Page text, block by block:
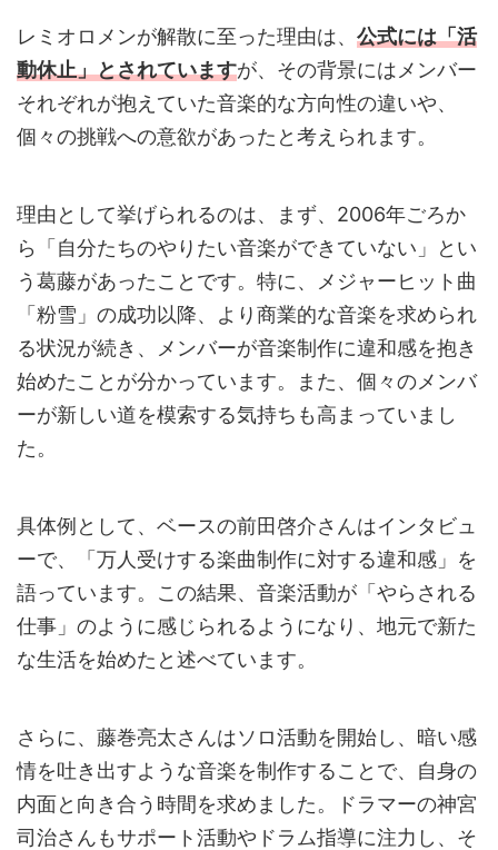
レミオロメンが解散に至った理由は、 公式には「活
動休止」とされていますが、その背景にはメンバー
それぞれが抱えていた音楽的な方向性の違いや、
個々の挑戦への意欲があったと考えられます。
理由として挙げられるのは、まず、2006年ごろか
ら「自分たちのやりたい音楽ができていない」とい
う葛藤があったことです。特に、メジャーヒット曲
「粉雪」の成功以降、より商業的な音楽を求められ
る状況が続き、メンバーが音楽制作に違和感を抱き
始めたことが分かっています。また、個々のメンバ
ーが新しい道を模索する気持ちも高まっていまし
た。
具体例として、ベースの前田啓介さんはインタビュ
ーで、「万人受けする楽曲制作に対する違和感」を
語っています。この結果、音楽活動が「やらされる
仕事」のように感じられるようになり、地元で新た
な生活を始めたと述べています。
さらに、藤巻亮太さんはソロ活動を開始し、暗い感
情を吐き出すような音楽を制作することで、自身の
内面と向き合う時間を求めました。ドラマーの神宮
司治さんもサポート活動やドラム指導に注力し、そ